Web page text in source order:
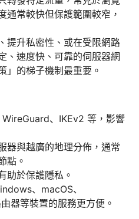
通常較快但保護範圍較窄，
提升私密性、或在受限網路
、速度快、可靠的伺服器網
」的梯子機制最重要。
、IKEv2 等，影響
器與越廣的地理分佈，通常
點。
助於保護隱私。
、macOS、
器等裝置的服務更方便。